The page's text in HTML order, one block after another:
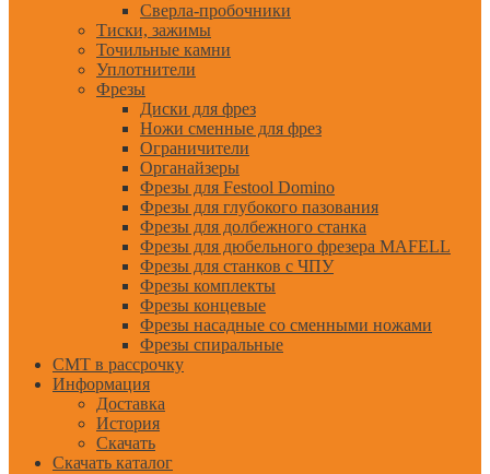
Сверла-пробочники
Тиски, зажимы
Точильные камни
Уплотнители
Фрезы
Диски для фрез
Ножи сменные для фрез
Ограничители
Органайзеры
Фрезы для Festool Domino
Фрезы для глубокого пазования
Фрезы для долбежного станка
Фрезы для дюбельного фрезера MAFELL
Фрезы для станков с ЧПУ
Фрезы комплекты
Фрезы концевые
Фрезы насадные со сменными ножами
Фрезы спиральные
CMT в рассрочку
Информация
Доставка
История
Скачать
Скачать каталог